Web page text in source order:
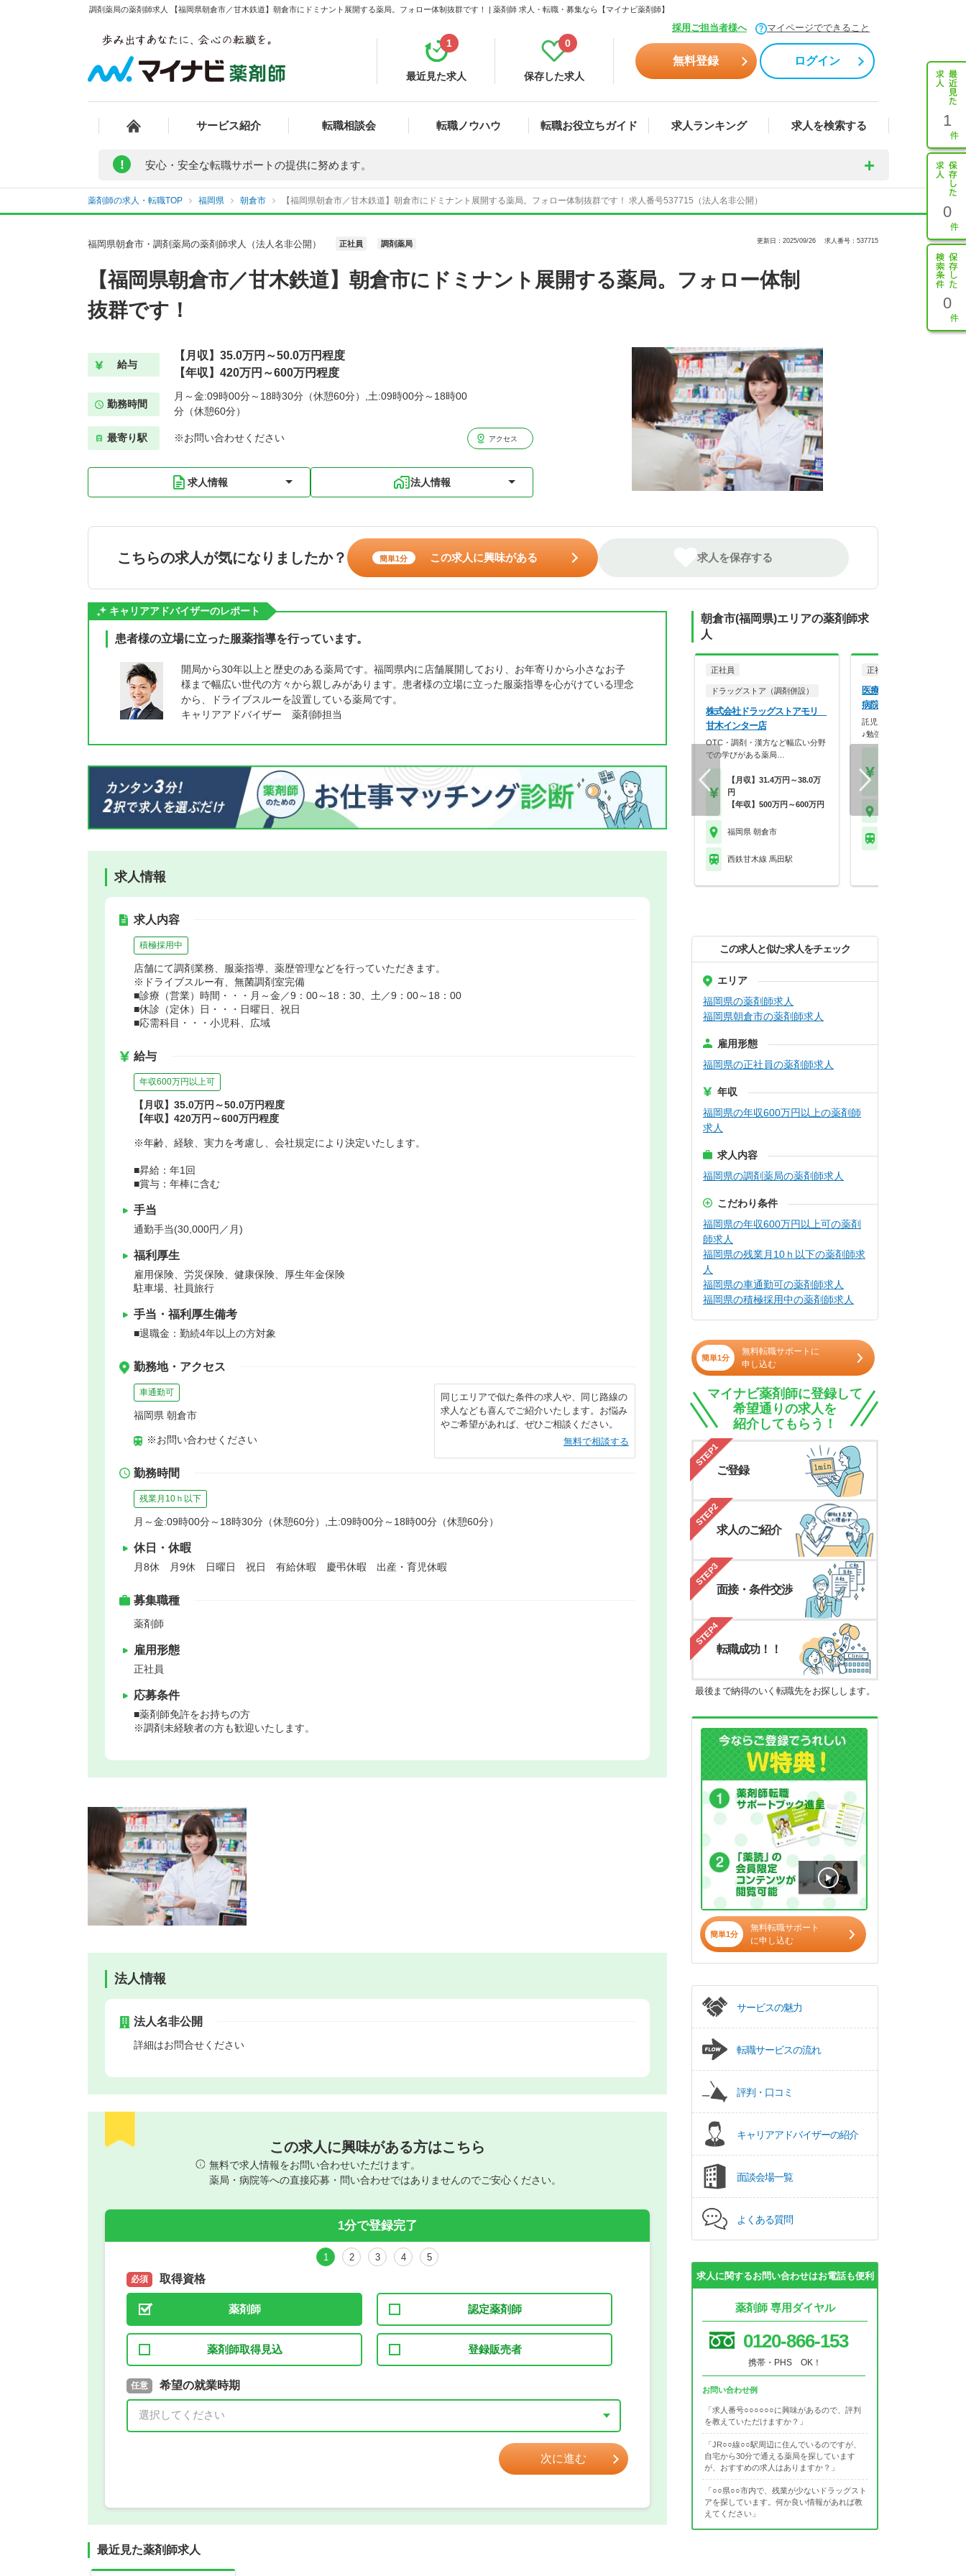
調剤薬局の薬剤師求人 【福岡県朝倉市／甘木鉄道】朝倉市にドミナント展開する薬局。フォロー体制抜群です！ | 薬剤師 求人・転職・募集なら【マイナビ薬剤師】
採用ご担当者様へ マイページでできること
最近見た求人
1
保存した求人
0
無料登録 ログイン
サービス紹介 転職相談会 転職ノウハウ 転職お役立ちガイド 求人ランキング 求人を検索する 1
0
0
! 安心・安全な転職サポートの提供に努めます。
薬剤師の求人・転職TOP 福岡県 朝倉市 【福岡県朝倉市／甘木鉄道】朝倉市にドミナント展開する薬局。フォロー体制抜群です！ 求人番号537715（法人名非公開）
福岡県朝倉市・調剤薬局の薬剤師求人（法人名非公開） 正社員 調剤薬局 更新日：2025/09/26 求人番号：537715
【福岡県朝倉市／甘木鉄道】朝倉市にドミナント展開する薬局。フォロー体制
抜群です！
給与
【月収】35.0万円～50.0万円程度
【年収】420万円～600万円程度
勤務時間
月～金:09時00分～18時30分（休憩60分）,土:09時00分～18時00
分（休憩60分）
最寄り駅 ※お問い合わせください アクセス
求人情報 法人情報
こちらの求人が気になりましたか？ 簡単1分 この求人に興味がある 求人を保存する
キャリアアドバイザーのレポート
患者様の立場に立った服薬指導を行っています。
開局から30年以上と歴史のある薬局です。福岡県内に店舗展開しており、お年寄りから小さなお子
様まで幅広い世代の方々から親しみがあります。患者様の立場に立った服薬指導を心がけている理念
から、ドライブスルーを設置している薬局です。
キャリアアドバイザー 薬剤師担当
求人情報
求人内容
積極採用中
店舗にて調剤業務、服薬指導、薬歴管理などを行っていただきます。
※ドライブスルー有、無菌調剤室完備
■診療（営業）時間・・・月～金／9：00～18：30、土／9：00～18：00
■休診（定休）日・・・日曜日、祝日
■応需科目・・・小児科、広域
給与
年収600万円以上可
【月収】35.0万円～50.0万円程度
【年収】420万円～600万円程度
※年齢、経験、実力を考慮し、会社規定により決定いたします。
■昇給：年1回
■賞与：年棒に含む
手当
通勤手当(30,000円／月)
福利厚生
雇用保険、労災保険、健康保険、厚生年金保険
駐車場、社員旅行
手当・福利厚生備考
■退職金：勤続4年以上の方対象
勤務地・アクセス
車通勤可
福岡県 朝倉市
※お問い合わせください
同じエリアで似た条件の求人や、同じ路線の
求人なども喜んでご紹介いたします。お悩み
やご希望があれば、ぜひご相談ください。
無料で相談する
勤務時間
残業月10ｈ以下
月～金:09時00分～18時30分（休憩60分）,土:09時00分～18時00分（休憩60分）
休日・休暇
月8休 月9休 日曜日 祝日 有給休暇 慶弔休暇 出産・育児休暇
募集職種
薬剤師
雇用形態
正社員
応募条件
■薬剤師免許をお持ちの方
※調剤未経験者の方も歓迎いたします。
法人情報
法人名非公開
詳細はお問合せください
この求人に興味がある方はこちら
無料で求人情報をお問い合わせいただけます。
薬局・病院等への直接応募・問い合わせではありませんのでご安心ください。
1分で登録完了
1 2 3 4 5
必須 取得資格
薬剤師 認定薬剤師
薬剤師取得見込 登録販売者
必須 取得予定年
年 3月
任意 希望の就業時期
希望の働き方
正社員
パート(週4日～5日)
次に進む
最近見た薬剤師求人
朝倉市(福岡県)エリアの薬剤師求
人
正社員
ドラッグストア（調剤併設）
株式会社ドラッグストアモリ
甘木インター店
OTC・調剤・漢方など幅広い分野
での学びがある薬局…
【月収】31.4万円～38.0万
円
【年収】500万円～600万円
福岡県 朝倉市
西鉄甘木線 馬田駅
正社員
医療法人社団俊聖会 甘
病院
託児所完備！子育て中の方も
♪勉強会にも積極的に…
この求人と似た求人をチェック
エリア
福岡県の薬剤師求人
福岡県朝倉市の薬剤師求人
雇用形態
福岡県の正社員の薬剤師求人
年収
福岡県の年収600万円以上の薬剤師
求人
求人内容
福岡県の調剤薬局の薬剤師求人
こだわり条件
福岡県の年収600万円以上可の薬剤
師求人
福岡県の残業月10ｈ以下の薬剤師求
人
福岡県の車通勤可の薬剤師求人
福岡県の積極採用中の薬剤師求人
簡単1分
無料転職サポートに
申し込む
マイナビ薬剤師に登録して
希望通りの求人を
紹介してもらう！
STEP1
ご登録
STEP2
求人のご紹介
STEP3
面接・条件交渉
STEP4
転職成功！！
最後まで納得のいく転職先をお探しします。
簡単1分
無料転職サポート
に申し込む
サービスの魅力
転職サービスの流れ
評判・口コミ
キャリアアドバイザーの紹介
面談会場一覧
よくある質問
求人に関するお問い合わせはお電話も便利
薬剤師 専用ダイヤル
0120-866-153
携帯・PHS OK！
お問い合わせ例
「求人番号○○○○○○に興味があるので、評判
を教えていただけますか？」
「JR○○線○○駅周辺に住んでいるのですが、
自宅から30分で通える薬局を探しています
が、おすすめの求人はありますか？」
「○○県○○市内で、残業が少ないドラッグスト
アを探しています。何か良い情報があれば教
えてください」